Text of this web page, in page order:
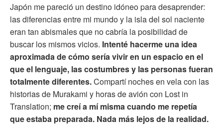
Japón me pareció un destino idóneo para desaprender:
las diferencias entre mi mundo y la isla del sol naciente
eran tan abismales que no cabría la posibilidad de
buscar los mismos vicios. Intenté hacerme una idea
aproximada de cómo sería vivir en un espacio en el
que el lenguaje, las costumbres y las personas fueran
totalmente diferentes.Compartí noches en vela con las
historias de Murakami y horas de avión con Lost in
Translation; me creí a mí misma cuando me repetía
que estaba preparada. Nada más lejos de la realidad.